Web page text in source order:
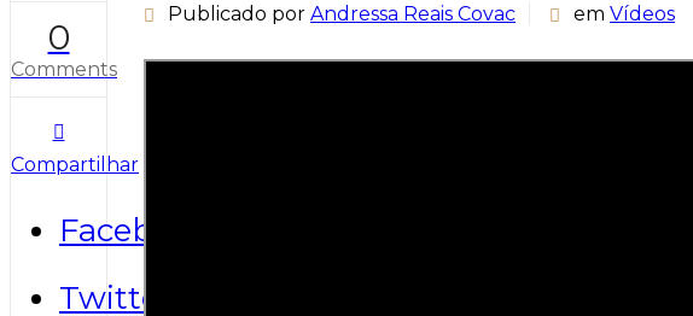
0
Comments
Compartilhar
Facebook
Twitter
Publicado por Andressa Reais Covac em Vídeos